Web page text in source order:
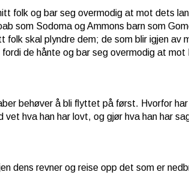
folk og bar seg overmodig at mot dets
som Sodoma og Ammons barn som
folk skal plyndre dem; de som blir igjen av
de hånte og bar seg overmodig at mot
behøver å bli flyttet på først. Hvorfor
hva han har lovt, og gjør hva han har
dens revner og reise opp det som er